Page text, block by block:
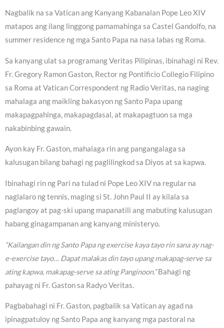
Nagbalik na sa Vatican ang Kanyang Kabanalan Pope Leo XIV
matapos ang ilang linggong pamamahinga sa Castel Gandolfo, na
summer residence ng mga Santo Papa na nasa labas ng Roma.
Sa kanyang ulat sa programang Veritas Pilipinas, ibinahagi ni Rev.
Fr. Gregory Ramon Gaston, Rector ng Pontificio Collegio Filipino
sa Roma at Vatican Correspondent ng Radio Veritas, na naging
mahalaga ang maikling bakasyon ng Santo Papa upang
makapagpahinga, makapagdasal, at makapagtuon sa mga
nakabinbing gawain.
Ayon kay Fr. Gaston, mahalaga rin ang pangangalaga sa
kalusugan bilang bahagi ng paglilingkod sa Diyos at sa kapwa.
Ibinahagi rin ng Pari na tulad ni Pope Leo XIV na regular na
naglalaro ng tennis, maging si St. John Paul II ay kilala sa
paglangoy at pag-ski upang mapanatili ang mabuting kalusugan
habang ginagampanan ang kanyang ministeryo.
“Kailangan din ng Santo Papa ng exercise kaya tayo rin sana ay nag-
e-exercise tayo… Dapat malakas din tayo upang makapag-serve sa
ating kapwa, makapag-serve sa ating Panginoon.”Bahagi ng
pahayag ni Fr. Gaston sa Radyo Veritas.
Pagbabahagi ni Fr. Gaston, pagbalik sa Vatican ay agad na
ipinagpatuloy ng Santo Papa ang kanyang mga pastoral na